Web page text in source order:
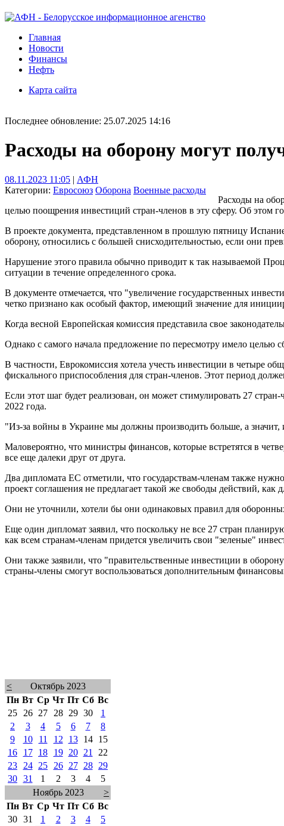
Главная
Новости
Финансы
Нефть
Карта сайта
Последнее обновление: 25.07.2025 14:16
Расходы на оборону могут
08.11.2023 11:05 | АФН
Категории: Евросоюз Оборона Военные расходы
Расходы на
целью поощрения инвестиций стран-членов в эту сферу. Об этом
В проекте документа, представленном в прошлую пятницу
оборону, относились с большей снисходительностью, если они
Нарушение этого правила обычно приводит к так называемой
ситуации в течение определенного срока.
В документе отмечается, что "увеличение государственных
четко признано как особый фактор, имеющий значение для
Когда весной Европейская комиссия представила свое
Однако с самого начала предложение по пересмотру имело целью
В частности, Еврокомиссия хотела учесть инвестиции в четыре
фискального приспособления для стран-членов. Этот период
Если этот шаг будет реализован, он может стимулировать 27
2022 года.
"Из-за войны в Украине мы должны производить больше, а значит,
Маловероятно, что министры финансов, которые встретятся в
все еще далеки друг от друга.
Два дипломата ЕС отметили, что государствам-членам также
проект соглашения не предлагает такой же свободы действий,
Они не уточнили, хотели бы они одинаковых правил для
Еще один дипломат заявил, что поскольку не все 27 стран
как всем странам-членам придется увеличить свои "зеленые"
Они также заявили, что "правительственные инвестиции в
страны-члены смогут воспользоваться дополнительным
<
Октябрь 2023
Пн Вт Ср Чт Пт Сб Вс
25
26 27 28 29 30
1
2
3 4 5 6 7
8
9
10 11 12 13 14
15
16
17 18 19 20 21
22
23
24 25 26 27 28
29
30 31 1 2 3 4
5
Ноябрь 2023
>
Пн Вт Ср Чт Пт Сб Вс
30 31 1 2 3 4
5